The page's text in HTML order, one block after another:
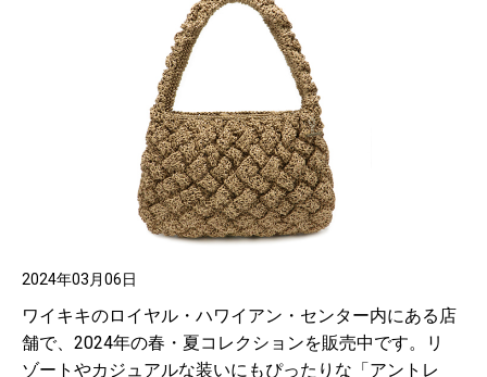
2024年03月06日
ワイキキのロイヤル・ハワイアン・センター内にある店
舗で、2024年の春・夏コレクションを販売中です。リ
ゾートやカジュアルな装いにもぴったりな「アントレ